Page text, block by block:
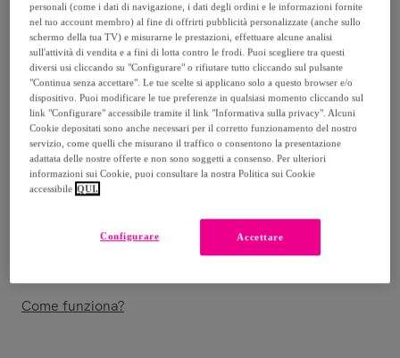
210,00 €
Venduto daPiquadro
Consegna
16/08
Come funziona?
personali (come i dati di navigazione, i dati degli ordini e le informazioni fornite
nel tuo account membro) al fine di offrirti pubblicità personalizzate (anche sullo
schermo della tua TV) e misurarne le prestazioni, effettuare alcune analisi
sull'attività di vendita e a fini di lotta contro le frodi. Puoi scegliere tra questi
diversi usi cliccando su "Configurare" o rifiutare tutto cliccando sul pulsante
"Continua senza accettare". Le tue scelte si applicano solo a questo browser e/o
dispositivo. Puoi modificare le tue preferenze in qualsiasi momento cliccando sul
link "Configurare" accessibile tramite il link "Informativa sulla privacy". Alcuni
Cookie depositati sono anche necessari per il corretto funzionamento del nostro
servizio, come quelli che misurano il traffico o consentono la presentazione
adattata delle nostre offerte e non sono soggetti a consenso. Per ulteriori
informazioni sui Cookie, puoi consultare la nostra Politica sui Cookie
accessibile QUI.
Accettare
Configurare